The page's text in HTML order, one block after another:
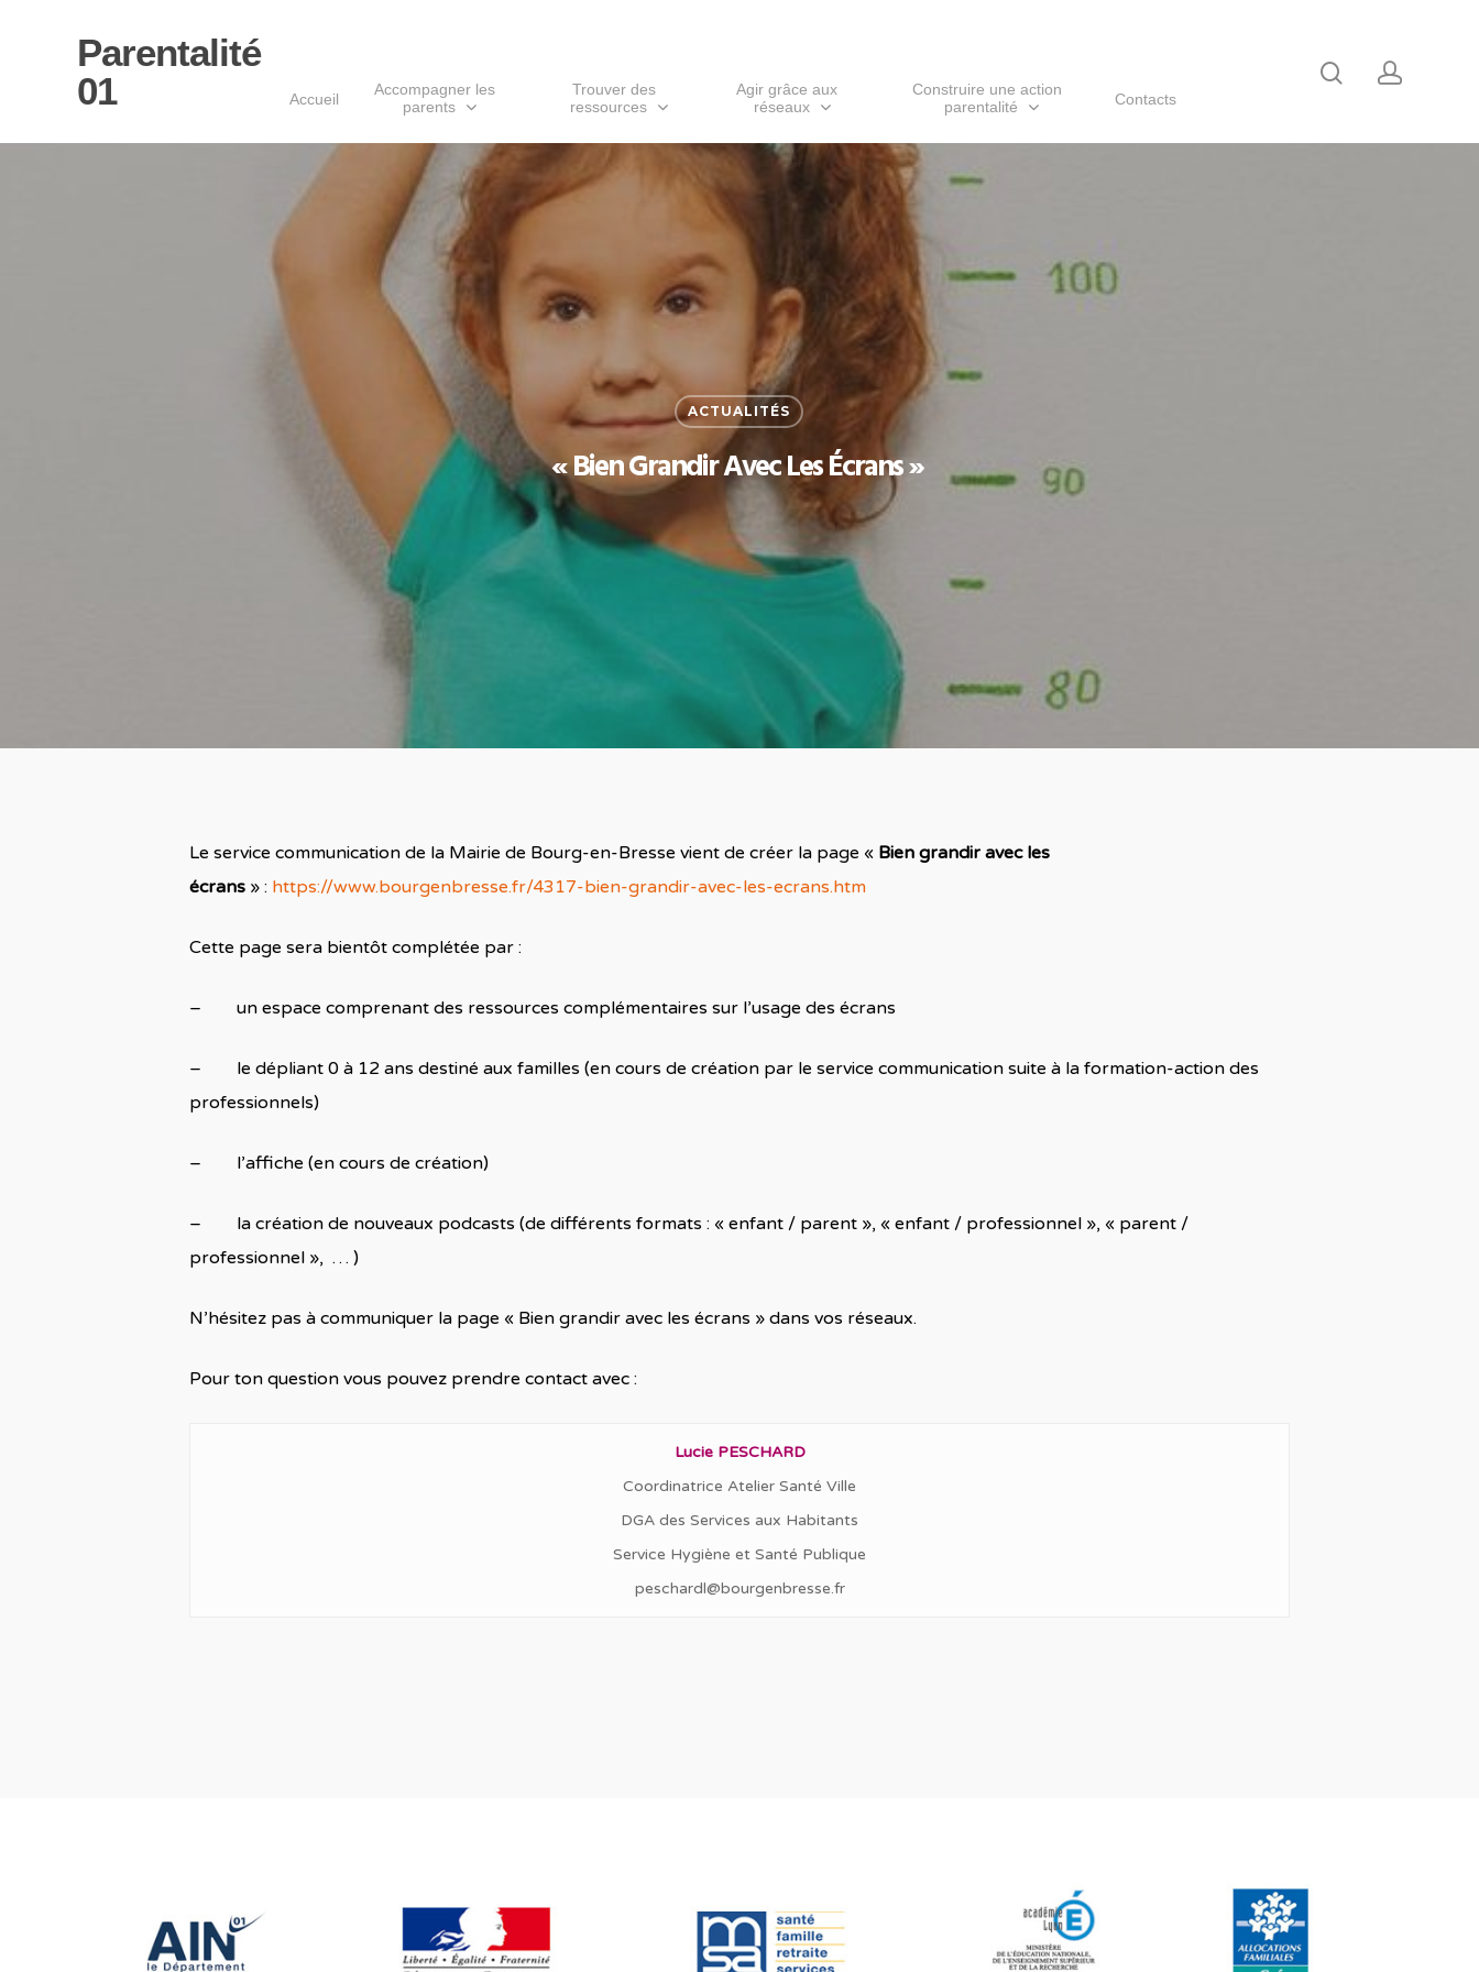
Appuyer sur Entrée pour rechercher ou sur ESC pour fermer
Parentalité
01
Accueil
Accompagner les
parents
Trouver des
ressources
Agir grâce aux
réseaux
Construire une action
parentalité
Contacts
ACTUALITÉS
« Bien Grandir Avec Les Écrans »
Le service communication de la Mairie de Bourg-en-Bresse vient de créer la page « Bien grandir avec les
écrans » : https://www.bourgenbresse.fr/4317-bien-grandir-avec-les-ecrans.htm
Cette page sera bientôt complétée par :
– un espace comprenant des ressources complémentaires sur l’usage des écrans
– le dépliant 0 à 12 ans destiné aux familles (en cours de création par le service communication suite à la formation-action des
professionnels)
– l’affiche (en cours de création)
– la création de nouveaux podcasts (de différents formats : « enfant / parent », « enfant / professionnel », « parent /
professionnel », … )
N’hésitez pas à communiquer la page « Bien grandir avec les écrans » dans vos réseaux.
Pour ton question vous pouvez prendre contact avec :
Lucie PESCHARD
Coordinatrice Atelier Santé Ville
DGA des Services aux Habitants
Service Hygiène et Santé Publique
peschardl@bourgenbresse.fr